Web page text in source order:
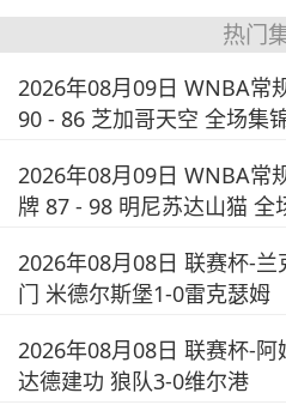
热门
2026年08月09日 WNBA常
90 - 86 芝加哥天空 全场集
2026年08月09日 WNBA常
牌 87 - 98 明尼苏达山猫 全
2026年08月08日 联赛杯-兰
门 米德尔斯堡1-0雷克瑟姆
2026年08月08日 联赛杯-
达德建功 狼队3-0维尔港